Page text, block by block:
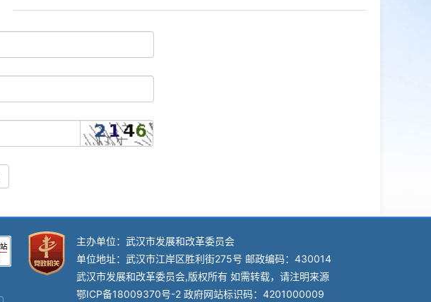
主办单位：武汉市发展和改革委员会
单位地址：武汉市江岸区胜利街275号 邮政编码：430014
武汉市发展和改革委员会,版权所有 如需转载，请注明来源
鄂ICP备18009370号-2 政府网站标识码：4201000009